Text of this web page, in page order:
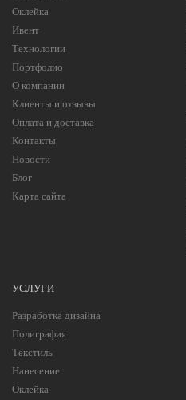
Оклейка
Ивент
Технологии
Портфолио
О компании
Клиенты и отзывы
Оплата и доставка
Контакты
Новости
Блог
Карта сайта
УСЛУГИ
Разработка дизайна
Полиграфия
Текстиль
Нанесение
Оклейка